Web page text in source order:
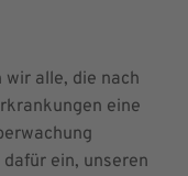
alle, die nach
eine
ein, unseren